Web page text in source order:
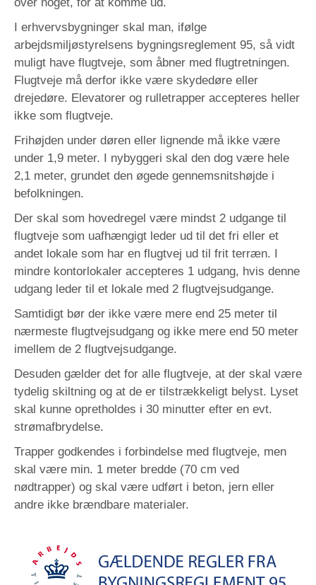
I erhvervsbygninger skal man, ifølge
arbejdsmiljøstyrelsens bygningsreglement 95, så vidt
muligt have flugtveje, som åbner med flugtretningen.
Flugtveje må derfor ikke være skydedøre eller
drejedøre. Elevatorer og rulletrapper accepteres heller
ikke som flugtveje.
Frihøjden under døren eller lignende må ikke være
under 1,9 meter. I nybyggeri skal den dog være hele
2,1 meter, grundet den øgede gennemsnitshøjde i
befolkningen.
Der skal som hovedregel være mindst 2 udgange til
flugtveje som uafhængigt leder ud til det fri eller et
andet lokale som har en flugtvej ud til frit terræn. I
mindre kontorlokaler accepteres 1 udgang, hvis denne
udgang leder til et lokale med 2 flugtvejsudgange.
Samtidigt bør der ikke være mere end 25 meter til
nærmeste flugtvejsudgang og ikke mere end 50 meter
imellem de 2 flugtvejsudgange.
Desuden gælder det for alle flugtveje, at der skal være
tydelig skiltning og at de er tilstrækkeligt belyst. Lyset
skal kunne opretholdes i 30 minutter efter en evt.
strømafbrydelse.
Trapper godkendes i forbindelse med flugtveje, men
skal være min. 1 meter bredde (70 cm ved
nødtrapper) og skal være udført i beton, jern eller
andre ikke brændbare materialer.